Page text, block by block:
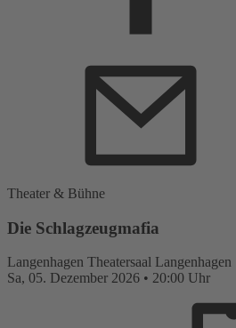
Theater & Bühne
Die Schlagzeugmafia
Langenhagen Theatersaal Langenhagen
Sa, 05. Dezember 2026 • 20:00 Uhr